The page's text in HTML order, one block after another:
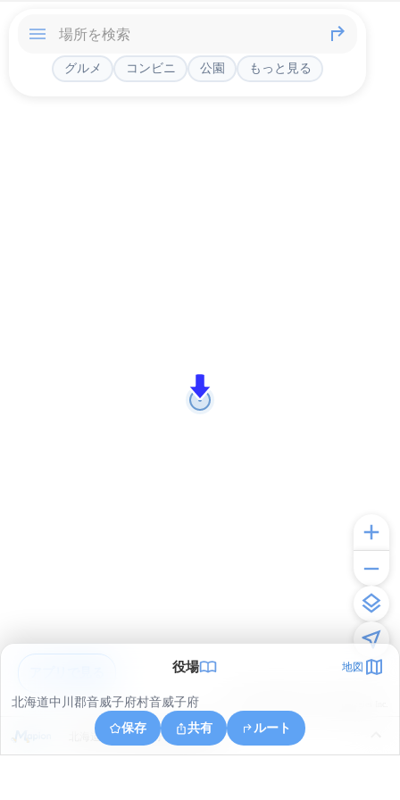
グルメ コンビニ 公園 もっと見る
役場 地図
北海道中川郡音威子府村音威子府
保存
共有 ルート
北海道中川郡音威子府村物満内